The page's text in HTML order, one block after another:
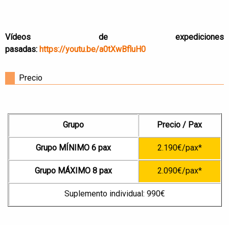
Vídeos de expediciones
pasadas: https://youtu.be/a0tXwBfluH0
Precio
Grupo Precio / Pax
Grupo MÍNIMO 6 pax 2.190€/pax*
Grupo MÁXIMO 8 pax 2.090€/pax*
Suplemento individual: 990€